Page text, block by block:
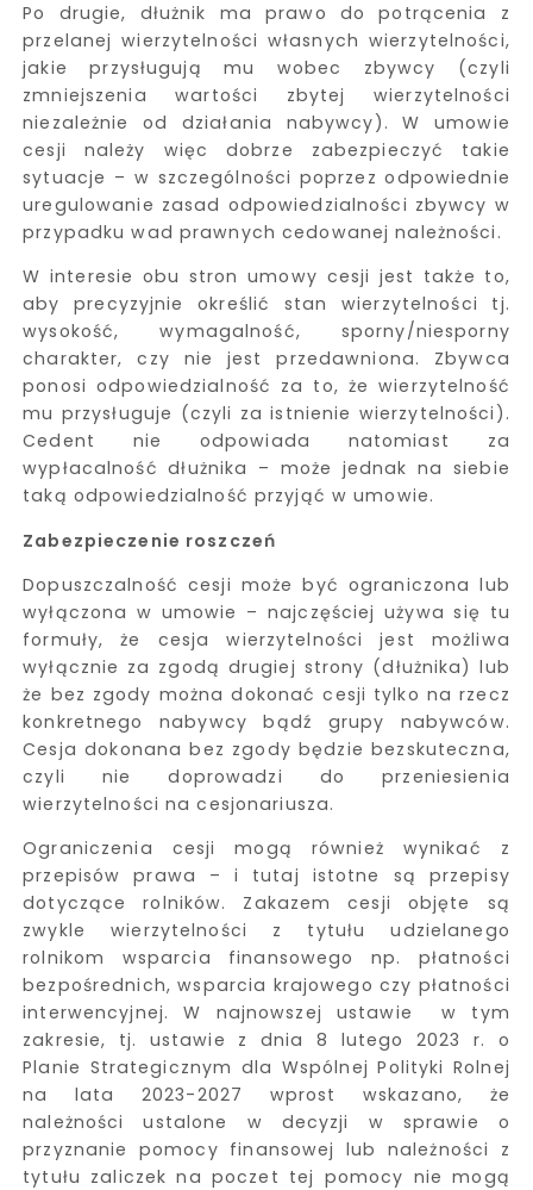
Po drugie, dłużnik ma prawo do potrącenia z
przelanej wierzytelności własnych wierzytelności,
jakie przysługują mu wobec zbywcy (czyli
zmniejszenia wartości zbytej wierzytelności
niezależnie od działania nabywcy). W umowie
cesji należy więc dobrze zabezpieczyć takie
sytuacje – w szczególności poprzez odpowiednie
uregulowanie zasad odpowiedzialności zbywcy w
przypadku wad prawnych cedowanej należności.
W interesie obu stron umowy cesji jest także to,
aby precyzyjnie określić stan wierzytelności tj.
wysokość, wymagalność, sporny/niesporny
charakter, czy nie jest przedawniona. Zbywca
ponosi odpowiedzialność za to, że wierzytelność
mu przysługuje (czyli za istnienie wierzytelności).
Cedent nie odpowiada natomiast za
wypłacalność dłużnika – może jednak na siebie
taką odpowiedzialność przyjąć w umowie.
Zabezpieczenie roszczeń
Dopuszczalność cesji może być ograniczona lub
wyłączona w umowie – najczęściej używa się tu
formuły, że cesja wierzytelności jest możliwa
wyłącznie za zgodą drugiej strony (dłużnika) lub
że bez zgody można dokonać cesji tylko na rzecz
konkretnego nabywcy bądź grupy nabywców.
Cesja dokonana bez zgody będzie bezskuteczna,
czyli nie doprowadzi do przeniesienia
wierzytelności na cesjonariusza.
Ograniczenia cesji mogą również wynikać z
przepisów prawa – i tutaj istotne są przepisy
dotyczące rolników. Zakazem cesji objęte są
zwykle wierzytelności z tytułu udzielanego
rolnikom wsparcia finansowego np. płatności
bezpośrednich, wsparcia krajowego czy płatności
interwencyjnej. W najnowszej ustawie w tym
zakresie, tj. ustawie z dnia 8 lutego 2023 r. o
Planie Strategicznym dla Wspólnej Polityki Rolnej
na lata 2023-2027 wprost wskazano, że
należności ustalone w decyzji w sprawie o
przyznanie pomocy finansowej lub należności z
tytułu zaliczek na poczet tej pomocy nie mogą